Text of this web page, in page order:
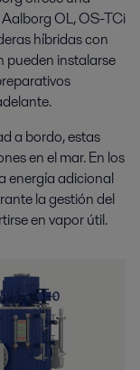
OL, OS-TCi
híbridas con
pueden instalarse
a bordo, estas
en el mar. En los
energía adicional
la gestión del
en vapor útil.